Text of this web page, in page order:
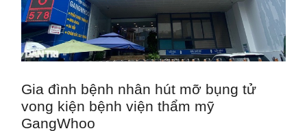
Gia đình bệnh nhân hút mỡ bụng tử
vong kiện bệnh viện thẩm mỹ
GangWhoo